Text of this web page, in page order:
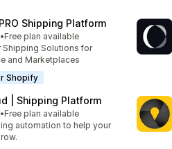
Shipping Platform
•Free plan available
Shipping Solutions for
and Marketplaces
Shopify
| Shipping Platform
•Free plan available
automation to help your